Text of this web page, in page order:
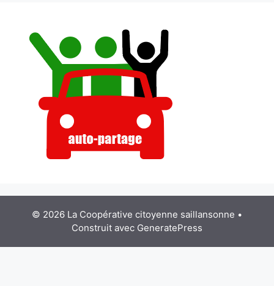
© 2026 La Coopérative citoyenne saillansonne •
Construit avec GeneratePress